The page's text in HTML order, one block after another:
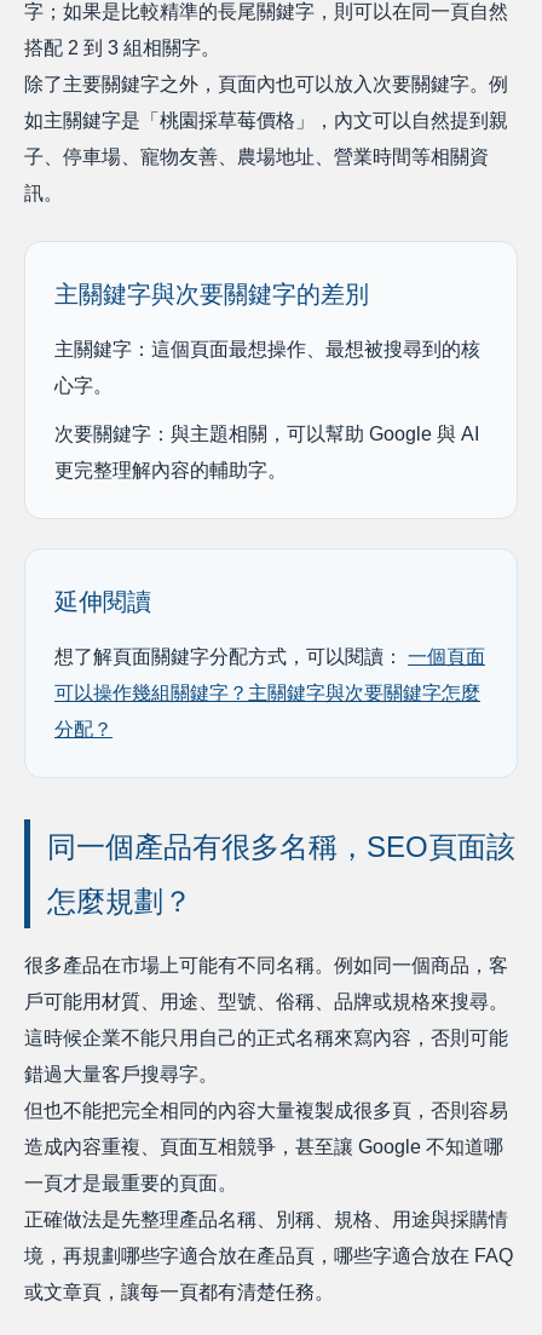
字；如果是比較精準的長尾關鍵字，則可以在同一頁自然
搭配 2 到 3 組相關字。
除了主要關鍵字之外，頁面內也可以放入次要關鍵字。例
如主關鍵字是「桃園採草莓價格」，內文可以自然提到親
子、停車場、寵物友善、農場地址、營業時間等相關資
訊。
主關鍵字與次要關鍵字的差別
主關鍵字：這個頁面最想操作、最想被搜尋到的核
心字。
次要關鍵字：與主題相關，可以幫助 Google 與 AI
更完整理解內容的輔助字。
延伸閱讀
想了解頁面關鍵字分配方式，可以閱讀： 一個頁面
可以操作幾組關鍵字？主關鍵字與次要關鍵字怎麼
分配？
同一個產品有很多名稱，SEO頁面該
怎麼規劃？
很多產品在市場上可能有不同名稱。例如同一個商品，客
戶可能用材質、用途、型號、俗稱、品牌或規格來搜尋。
這時候企業不能只用自己的正式名稱來寫內容，否則可能
錯過大量客戶搜尋字。
但也不能把完全相同的內容大量複製成很多頁，否則容易
造成內容重複、頁面互相競爭，甚至讓 Google 不知道哪
一頁才是最重要的頁面。
正確做法是先整理產品名稱、別稱、規格、用途與採購情
境，再規劃哪些字適合放在產品頁，哪些字適合放在 FAQ
或文章頁，讓每一頁都有清楚任務。